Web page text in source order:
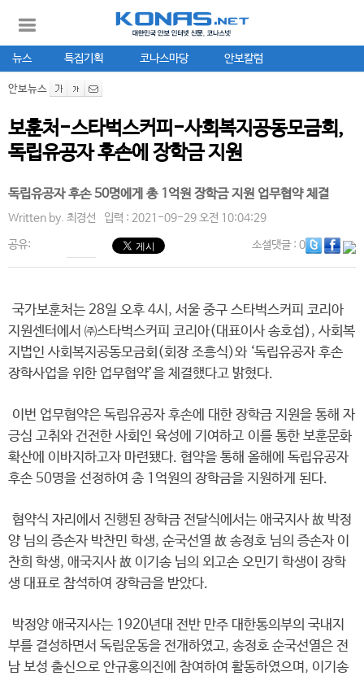
뉴스 특집기획 코나스마당 안보칼럼
안보뉴스
보훈처-스타벅스커피-사회복지공동모금회,
독립유공자 후손에 장학금 지원
독립유공자 후손 50명에게 총 1억원 장학금 지원 업무협약 체결
Written by. 최경선 입력 : 2021-09-29 오전 10:04:29
공유: 소셜댓글: 0
국가보훈처는 28일 오후 4시, 서울 중구 스타벅스커피 코리아
지원센터에서 ㈜스타벅스커피 코리아(대표이사 송호섭), 사회복
지법인 사회복지공동모금회(회장 조흥식)와 ‘독립유공자 후손
장학사업을 위한 업무협약’을 체결했다고 밝혔다.
이번 업무협약은 독립유공자 후손에 대한 장학금 지원을 통해 자
긍심 고취와 건전한 사회인 육성에 기여하고 이를 통한 보훈문화
확산에 이바지하고자 마련됐다. 협약을 통해 올해에 독립유공자
후손 50명을 선정하여 총 1억원의 장학금을 지원하게 된다.
협약식 자리에서 진행된 장학금 전달식에서는 애국지사 故 박정
양 님의 증손자 박찬민 학생, 순국선열 故 송정호 님의 증손자 이
찬희 학생, 애국지사 故 이기송 님의 외고손 오민기 학생이 장학
생 대표로 참석하여 장학금을 받았다.
박정양 애국지사는 1920년대 전반 만주 대한통의부의 국내지
부를 결성하면서 독립운동을 전개하였고, 송정호 순국선열은 전
남 보성 출신으로 안규홍의진에 참여하여 활동하였으며, 이기송